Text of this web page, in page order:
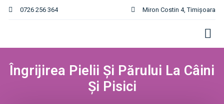
0726 256 364 Miron Costin 4, Timișoara
Îngrijirea Pielii Și Părului La Câini
Și Pisici